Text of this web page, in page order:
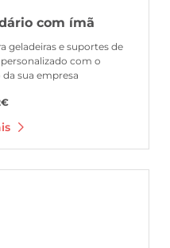
com ímã
geladeiras e suportes de
com o
sua empresa